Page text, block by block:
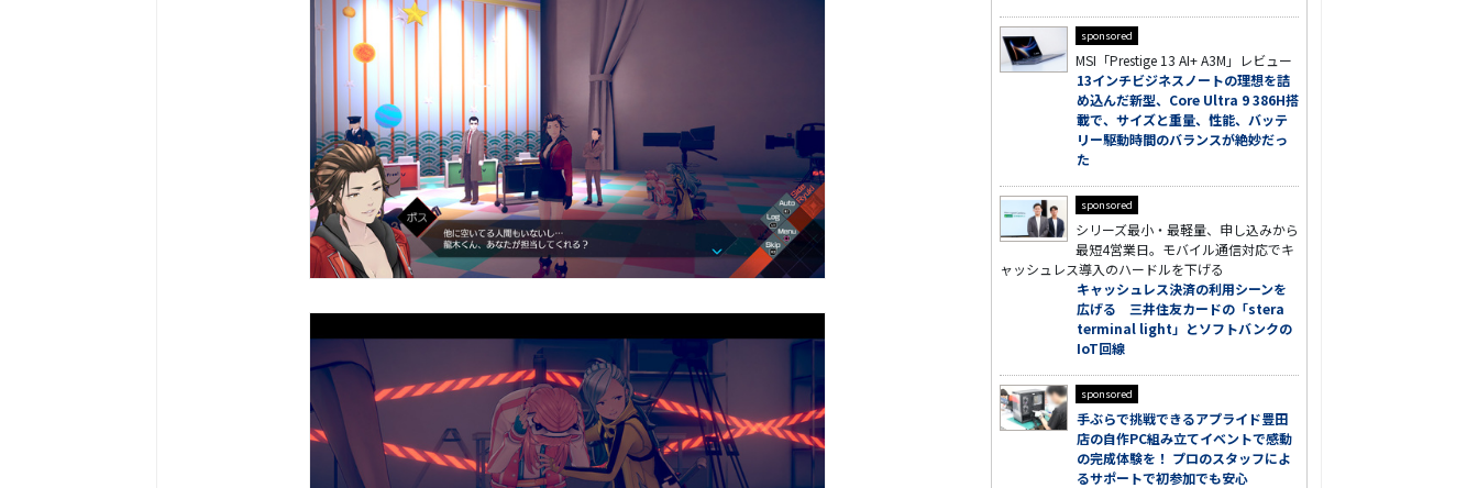
sponsored
MSI「Prestige 13 AI+ A3M」レビュー
13インチビジネスノートの理想を詰
め込んだ新型、Core Ultra 9 386H搭
載で、サイズと重量、性能、バッテ
リー駆動時間のバランスが絶妙だっ
た
sponsored
シリーズ最小・最軽量、申し込みから
最短4営業日。モバイル通信対応でキ
ャッシュレス導入のハードルを下げる
キャッシュレス決済の利用シーンを
広げる 三井住友カードの「stera
terminal light」とソフトバンクの
IoT回線
sponsored
手ぶらで挑戦できるアプライド豊田
店の自作PC組み立てイベントで感動
の完成体験を！ プロのスタッフによ
るサポートで初参加でも安心